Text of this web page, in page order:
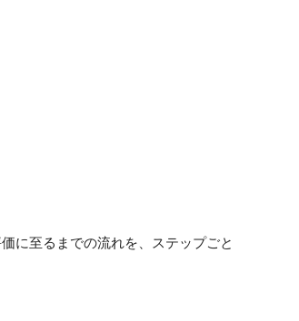
に至るまでの流れを、ステップごと